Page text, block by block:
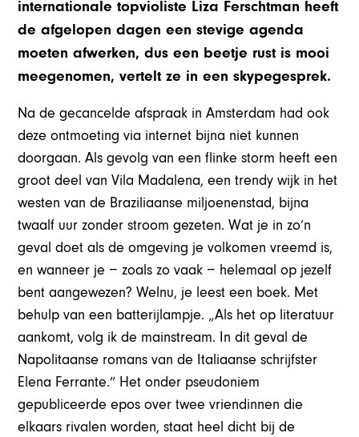
internationale topvioliste Liza Ferschtman heeft
de afgelopen dagen een stevige agenda
moeten afwerken, dus een beetje rust is mooi
meegenomen, vertelt ze in een skypegesprek.
Na de gecancelde afspraak in Amsterdam had ook
deze ontmoeting via internet bijna niet kunnen
doorgaan. Als gevolg van een flinke storm heeft een
groot deel van Vila Madalena, een trendy wijk in het
westen van de Braziliaanse miljoenenstad, bijna
twaalf uur zonder stroom gezeten. Wat je in zo’n
geval doet als de omgeving je volkomen vreemd is,
en wanneer je − zoals zo vaak − helemaal op jezelf
bent aangewezen? Welnu, je leest een boek. Met
behulp van een batterijlampje. „Als het op literatuur
aankomt, volg ik de mainstream. In dit geval de
Napolitaanse romans van de Italiaanse schrijfster
Elena Ferrante.” Het onder pseudoniem
gepubliceerde epos over twee vriendinnen die
elkaars rivalen worden, staat heel dicht bij de